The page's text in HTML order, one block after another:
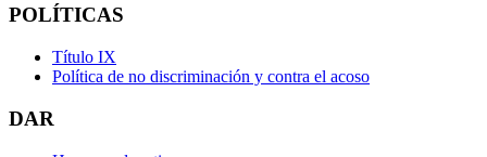
POLÍTICAS
Título IX
Política de no discriminación y contra el acoso
DAR